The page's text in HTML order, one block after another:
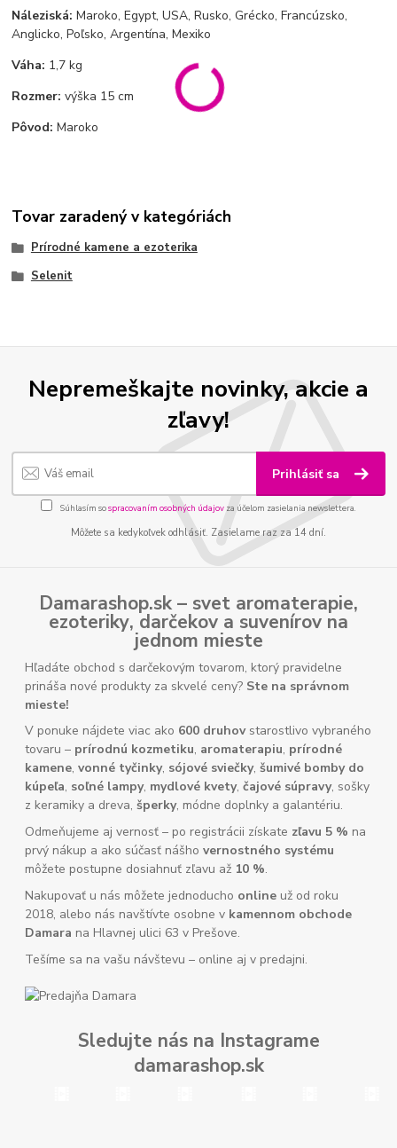
Náleziská: Maroko, Egypt, USA, Rusko, Grécko, Francúzsko,
Anglicko, Poľsko, Argentína, Mexiko
Váha: 1,7 kg
Rozmer: výška 15 cm
Pôvod: Maroko
Tovar zaradený v kategóriách
Prírodné kamene a ezoterika
Selenit
Nepremeškajte novinky, akcie a
zľavy!
Prihlásiť sa
Súhlasím sospracovaním osobných údajov za účelom zasielania newslettera.
Môžete sa kedykoľvek odhlásiť. Zasielame raz za 14 dní.
Damarashop.sk – svet aromaterapie,
ezoteriky, darčekov a suvenírov na
jednom mieste
Hľadáte obchod s darčekovým tovarom, ktorý pravidelne
prináša nové produkty za skvelé ceny? Ste na správnom
mieste!
V ponuke nájdete viac ako 600 druhovstarostlivo vybraného
tovaru – prírodnú kozmetiku, aromaterapiu, prírodné
kamene,vonné tyčinky, sójové sviečky,šumivé bomby do
kúpeľa, soľné lampy, mydlové kvety,čajové súpravy, sošky
z keramiky a dreva,šperky, módne doplnky a galantériu.
Odmeňujeme aj vernosť – po registrácii získate zľavu 5 % na
prvý nákup a ako súčasť nášhovernostného systému
môžete postupne dosiahnuť zľavu až 10 %.
Nakupovať u nás môžete jednoducho online už od roku
2018, alebo nás navštívte osobne v kamennom obchode
Damara na Hlavnej ulici 63 v Prešove.
Tešíme sa na vašu návštevu – online aj v predajni.
Sledujte nás na Instagrame
damarashop.sk